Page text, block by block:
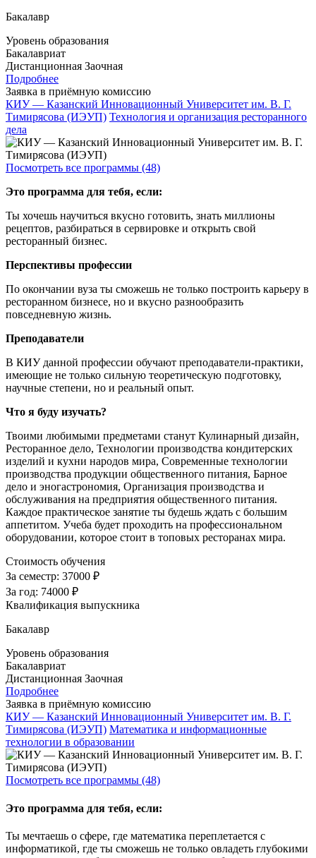
Бакалавр
Уровень образования
Бакалавриат
Дистанционная Заочная
Подробнее
Заявка в приёмную комиссию
КИУ — Казанский Инновационный Университет им. В. Г.
Тимирясова (ИЭУП) Технология и организация ресторанного
дела
Посмотреть все программы (48)
Это программа для тебя, если:
Ты хочешь научиться вкусно готовить, знать миллионы
рецептов, разбираться в сервировке и открыть свой
ресторанный бизнес.
Перспективы профессии
По окончании вуза ты сможешь не только построить карьеру в
ресторанном бизнесе, но и вкусно разнообразить
повседневную жизнь.
Преподаватели
В КИУ данной профессии обучают преподаватели-практики,
имеющие не только сильную теоретическую подготовку,
научные степени, но и реальный опыт.
Что я буду изучать?
Твоими любимыми предметами станут Кулинарный дизайн,
Ресторанное дело, Технологии производства кондитерских
изделий и кухни народов мира, Современные технологии
производства продукции общественного питания, Барное
дело и эногастрономия, Организация производства и
обслуживания на предприятия общественного питания.
Каждое практическое занятие ты будешь ждать с большим
аппетитом. Учеба будет проходить на профессиональном
оборудовании, которое стоит в топовых ресторанах мира.
Стоимость обучения
За семестр: 37000 ₽
За год: 74000 ₽
Квалификация выпускника
Бакалавр
Уровень образования
Бакалавриат
Дистанционная Заочная
Подробнее
Заявка в приёмную комиссию
КИУ — Казанский Инновационный Университет им. В. Г.
Тимирясова (ИЭУП) Математика и информационные
технологии в образовании
Посмотреть все программы (48)
Это программа для тебя, если:
Ты мечтаешь о сфере, где математика переплетается с
информатикой, где ты сможешь не только овладеть глубокими